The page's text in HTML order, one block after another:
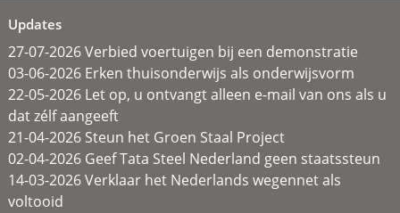
Updates
27-07-2026 Verbied voertuigen bij een demonstratie
03-06-2026 Erken thuisonderwijs als onderwijsvorm
22-05-2026 Let op, u ontvangt alleen e-mail van ons als u
dat zélf aangeeft
21-04-2026 Steun het Groen Staal Project
02-04-2026 Geef Tata Steel Nederland geen staatssteun
14-03-2026 Verklaar het Nederlands wegennet als
voltooid